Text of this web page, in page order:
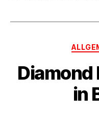
Diamond
in